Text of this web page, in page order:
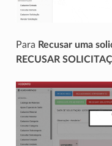
Para Recusar uma
RECUSAR